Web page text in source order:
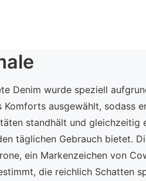
Denim wurde speziell
ausgewählt, sodass
standhält und gleichzeitig
täglichen Gebrauch bietet.
ein Markenzeichen von
die reichlich Schatten